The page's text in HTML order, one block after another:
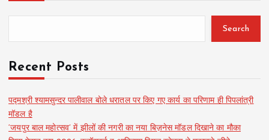
Search
Recent Posts
पद्मश्री श्यामसुन्दर पालीवाल बोले धरातल पर किए गए कार्य का परिणाम ही पिपलांत्री
मॉडल है
‘जयपुर बाल महोत्सव’ में झीलों की नगरी का नया बिज़नेस मॉडल दिखाने का मौका